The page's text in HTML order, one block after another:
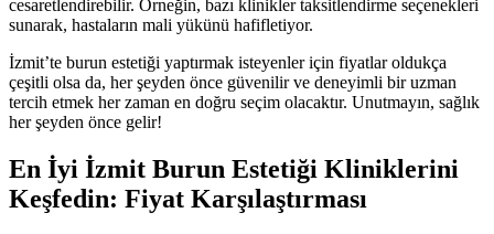
cesaretlendirebilir. Örneğin, bazı klinikler taksitlendirme seçenekleri
sunarak, hastaların mali yükünü hafifletiyor.
İzmit’te burun estetiği yaptırmak isteyenler için fiyatlar oldukça
çeşitli olsa da, her şeyden önce güvenilir ve deneyimli bir uzman
tercih etmek her zaman en doğru seçim olacaktır. Unutmayın, sağlık
her şeyden önce gelir!
En İyi İzmit Burun Estetiği Kliniklerini
Keşfedin: Fiyat Karşılaştırması